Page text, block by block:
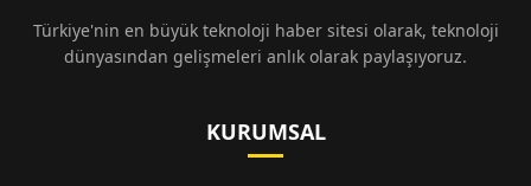
Türkiye'nin en büyük teknoloji haber sitesi olarak, teknoloji
dünyasından gelişmeleri anlık olarak paylaşıyoruz.
KURUMSAL